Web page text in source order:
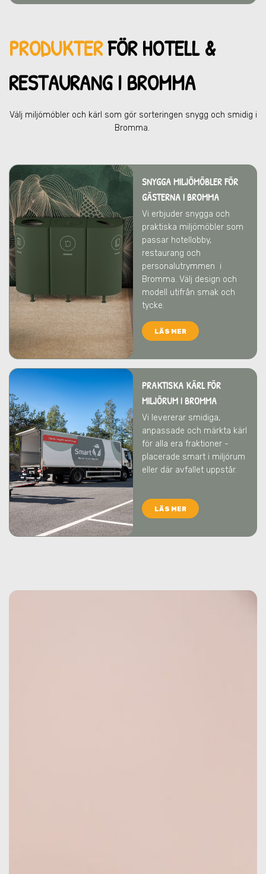
PRODUKTERFÖR HOTELL &
RESTAURANG I BROMMA
Välj miljömöbler och kärl som gör sorteringen snygg och smidig i
Bromma.
SNYGGA MILJÖMÖBLER FÖR
GÄSTERNA I BROMMA
Vi erbjuder snygga och
praktiska miljömöbler som
passar hotellobby,
restaurang och
personalutrymmen i
Bromma. Välj design och
modell utifrån smak och
tycke.
LÄS MER
PRAKTISKA KÄRL FÖR
MILJÖRUMI BROMMA
Vi levererar smidiga,
anpassade och märkta kärl
för alla era fraktioner -
placerade smart i miljörum
eller där avfallet uppstår.
LÄS MER